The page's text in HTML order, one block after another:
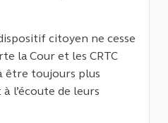
citoyen ne cesse
la Cour et les CRTC
être toujours plus
l’écoute de leurs